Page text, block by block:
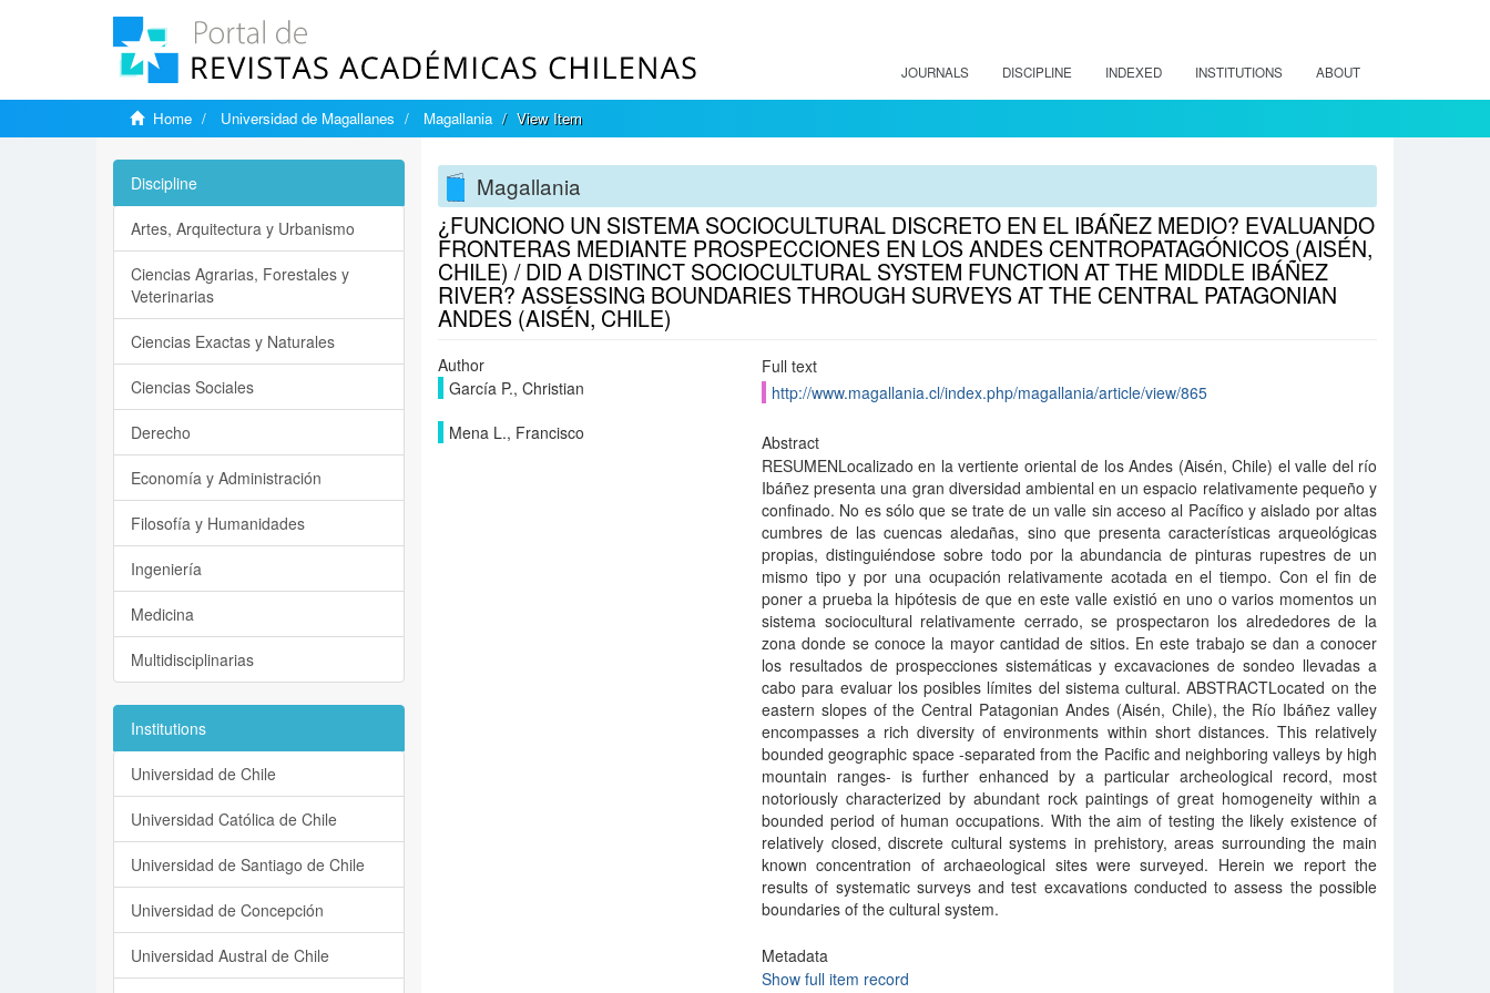
JOURNALS DISCIPLINE INDEXED INSTITUTIONS ABOUT
Home Universidad de Magallanes Magallania View Item
Magallania
¿FUNCIONO UN SISTEMA SOCIOCULTURAL DISCRETO EN EL IBÁÑEZ MEDIO? EVALUANDO
FRONTERAS MEDIANTE PROSPECCIONES EN LOS ANDES CENTROPATAGÓNICOS (AISÉN,
CHILE) / DID A DISTINCT SOCIOCULTURAL SYSTEM FUNCTION AT THE MIDDLE IBÁÑEZ
RIVER? ASSESSING BOUNDARIES THROUGH SURVEYS AT THE CENTRAL PATAGONIAN
ANDES (AISÉN, CHILE)
Author
García P., Christian
Mena L., Francisco
Full text
http://www.magallania.cl/index.php/magallania/article/view/865
Abstract
RESUMENLocalizado en la vertiente oriental de los Andes (Aisén, Chile) el valle del río
Ibáñez presenta una gran diversidad ambiental en un espacio relativamente pequeño y
confinado. No es sólo que se trate de un valle sin acceso al Pacífico y aislado por altas
cumbres de las cuencas aledañas, sino que presenta características arqueológicas
propias, distinguiéndose sobre todo por la abundancia de pinturas rupestres de un
mismo tipo y por una ocupación relativamente acotada en el tiempo. Con el fin de
poner a prueba la hipótesis de que en este valle existió en uno o varios momentos un
sistema sociocultural relativamente cerrado, se prospectaron los alrededores de la
zona donde se conoce la mayor cantidad de sitios. En este trabajo se dan a conocer
los resultados de prospecciones sistemáticas y excavaciones de sondeo llevadas a
cabo para evaluar los posibles límites del sistema cultural. ABSTRACTLocated on the
eastern slopes of the Central Patagonian Andes (Aisén, Chile), the Río Ibáñez valley
encompasses a rich diversity of environments within short distances. This relatively
bounded geographic space -separated from the Pacific and neighboring valleys by high
mountain ranges- is further enhanced by a particular archeological record, most
notoriously characterized by abundant rock paintings of great homogeneity within a
bounded period of human occupations. With the aim of testing the likely existence of
relatively closed, discrete cultural systems in prehistory, areas surrounding the main
known concentration of archaeological sites were surveyed. Herein we report the
results of systematic surveys and test excavations conducted to assess the possible
boundaries of the cultural system.
Metadata
Show full item record
Discipline
Artes, Arquitectura y Urbanismo
Ciencias Agrarias, Forestales y
Veterinarias
Ciencias Exactas y Naturales
Ciencias Sociales
Derecho
Economía y Administración
Filosofía y Humanidades
Ingeniería
Medicina
Multidisciplinarias
Institutions
Universidad de Chile
Universidad Católica de Chile
Universidad de Santiago de Chile
Universidad de Concepción
Universidad Austral de Chile